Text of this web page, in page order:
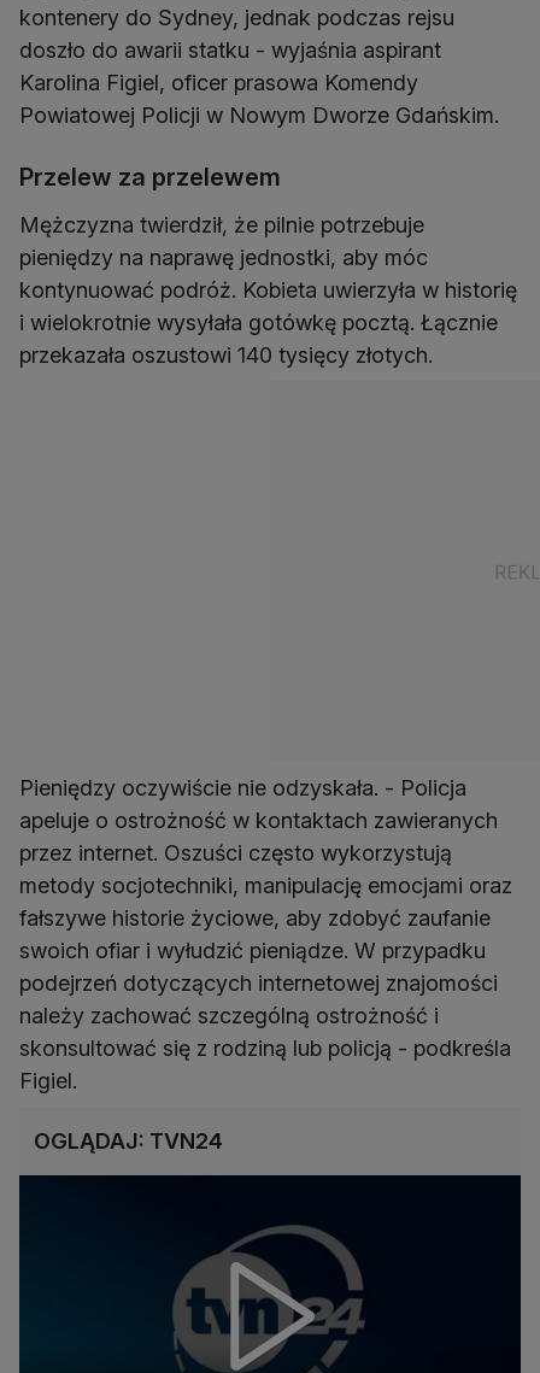
kontenery do Sydney, jednak podczas rejsu
doszło do awarii statku - wyjaśnia aspirant
Karolina Figiel, oficer prasowa Komendy
Powiatowej Policji w Nowym Dworze Gdańskim.
Przelew za przelewem
Mężczyzna twierdził, że pilnie potrzebuje
pieniędzy na naprawę jednostki, aby móc
kontynuować podróż. Kobieta uwierzyła w historię
i wielokrotnie wysyłała gotówkę pocztą. Łącznie
przekazała oszustowi 140 tysięcy złotych.
Pieniędzy oczywiście nie odzyskała. - Policja
apeluje o ostrożność w kontaktach zawieranych
przez internet. Oszuści często wykorzystują
metody socjotechniki, manipulację emocjami oraz
fałszywe historie życiowe, aby zdobyć zaufanie
swoich ofiar i wyłudzić pieniądze. W przypadku
podejrzeń dotyczących internetowej znajomości
należy zachować szczególną ostrożność i
skonsultować się z rodziną lub policją - podkreśla
Figiel.
OGLĄDAJ: TVN24